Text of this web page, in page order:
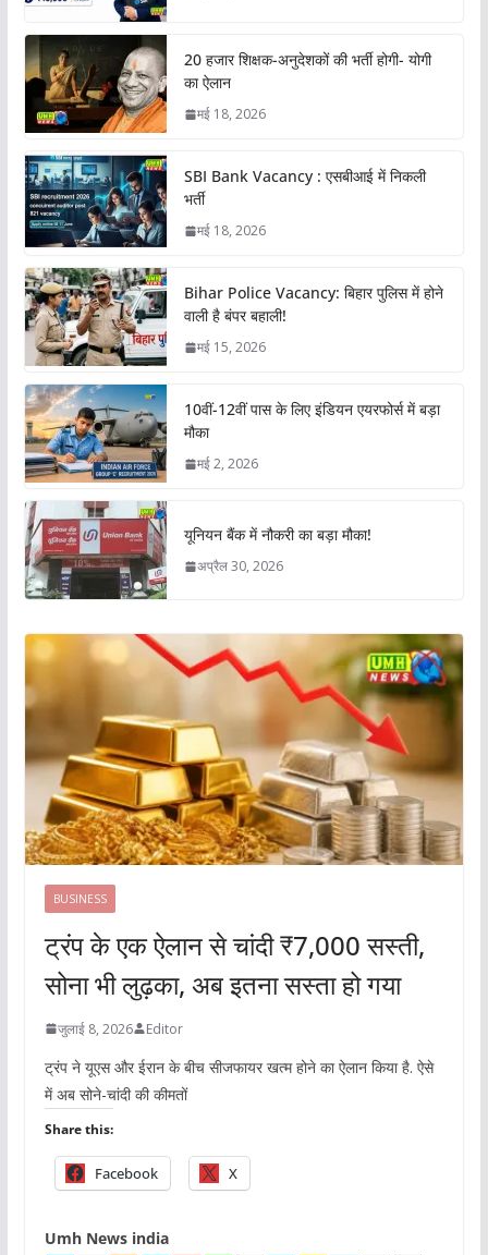
20 हजार शिक्षक-अनुदेशकों की भर्ती होगी- योगी
का ऐलान
मई 18, 2026
SBI Bank Vacancy : एसबीआई में निकली
भर्ती
मई 18, 2026
Bihar Police Vacancy: बिहार पुलिस में होने
वाली है बंपर बहाली!
मई 15, 2026
10वीं-12वीं पास के लिए इंडियन एयरफोर्स में बड़ा
मौका
मई 2, 2026
यूनियन बैंक में नौकरी का बड़ा मौका!
अप्रैल 30, 2026
BUSINESS
ट्रंप के एक ऐलान से चांदी ₹7,000 सस्ती,
सोना भी लुढ़का, अब इतना सस्ता हो गया
जुलाई 8, 2026 Editor
ट्रंप ने यूएस और ईरान के बीच सीजफायर खत्म होने का ऐलान किया है. ऐसे
में अब सोने-चांदी की कीमतों
Share this:
Facebook X
Umh News india